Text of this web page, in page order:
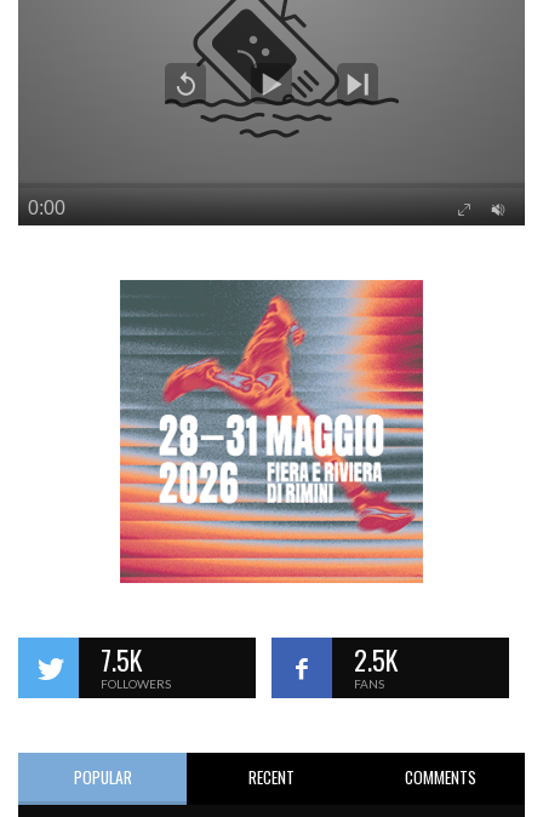
7.5K
FOLLOWERS
2.5K
FANS
POPULAR RECENT COMMENTS